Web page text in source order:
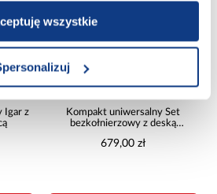
wszystkie
Igar z
Kompakt uniwersalny Set
bezkołnierzowy z deską
679,00 zł